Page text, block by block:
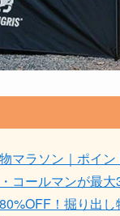
マラソン｜ポイ
コールマンが最
！掘り出